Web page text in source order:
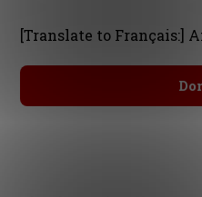
[Translate to Français:]